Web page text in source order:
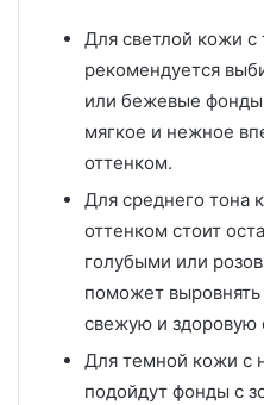
Для светлой кожи
рекомендуется
или бежевые
мягкое и нежное
оттенком.
Для среднего тона
оттенком стоит
голубыми или
поможет
свежую и здоровую
Для темной кожи с
подойдут фонды с